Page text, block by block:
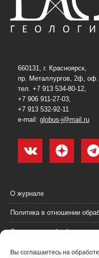
Вы соглашаетесь на
660131, г. Красноярск,
пр. Металлургов, 2ф, оф.
тел. +7 913 534-80-12,
+7 906 911-27-03,
+7 913 532-92-11
e-mail: globus-j@mail.ru
О журнале
Политика в отношении
Согласие на обработку
Пользовательское